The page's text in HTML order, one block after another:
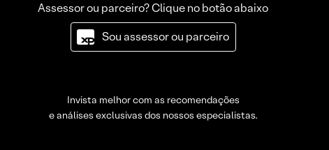
Assessor ou parceiro? Clique no botão abaixo
Sou assessor ou parceiro
Invista melhor com as recomendações
e análises exclusivas dos nossos especialistas.